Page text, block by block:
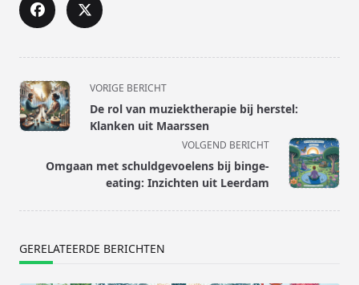
<span
class="nav-
subtitle
reader-
text">Pagina</span>
VORIGE BERICHT
De rol van muziektherapie bij herstel:
Klanken uit Maarssen
VOLGEND BERICHT
Omgaan met schuldgevoelens bij binge-
eating: Inzichten uit Leerdam
GERELATEERDE BERICHTEN